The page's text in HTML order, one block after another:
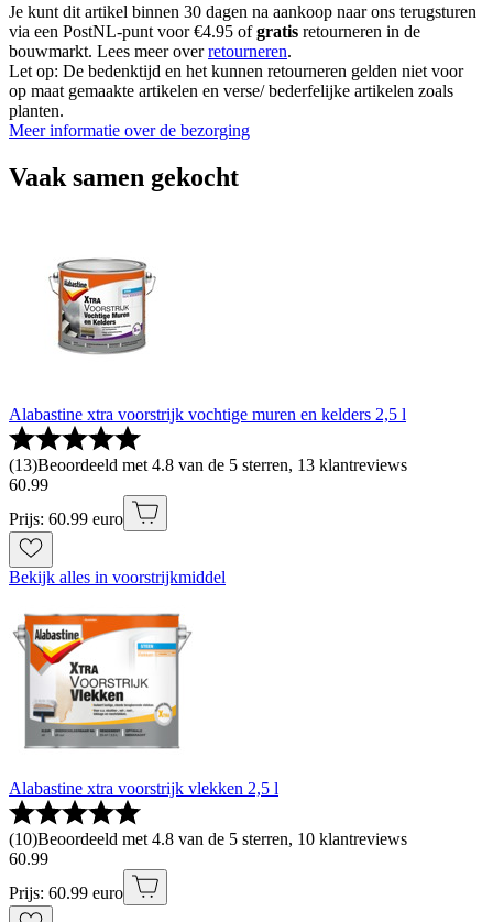
Je kunt dit artikel binnen 30 dagen na aankoop naar ons terugsturen
via een PostNL-punt voor €4.95 ofgratis retourneren in de
bouwmarkt. Lees meer overretourneren.
Let op: De bedenktijd en het kunnen retourneren gelden niet voor
op maat gemaakte artikelen en verse/ bederfelijke artikelen zoals
planten.
Meer informatie over de bezorging
Vaak samen gekocht
Alabastine xtra voorstrijk vochtige muren en kelders 2,5 l
(13)Beoordeeld met 4.8 van de 5 sterren, 13 klantreviews
60.99
Prijs: 60.99 euro
Bekijk alles in voorstrijkmiddel
Alabastine xtra voorstrijk vlekken 2,5 l
(10)Beoordeeld met 4.8 van de 5 sterren, 10 klantreviews
60.99
Prijs: 60.99 euro